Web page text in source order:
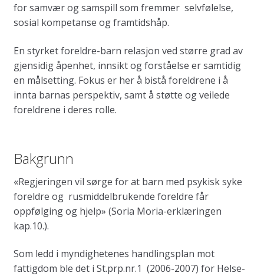
for samvær og samspill som fremmer selvfølelse,
sosial kompetanse og framtidshåp.
En styrket foreldre-barn relasjon ved større grad av
gjensidig åpenhet, innsikt og forståelse er samtidig
en målsetting. Fokus er her å bistå foreldrene i å
innta barnas perspektiv, samt å støtte og veilede
foreldrene i deres rolle.
Bakgrunn
«Regjeringen vil sørge for at barn med psykisk syke
foreldre og rusmiddelbrukende foreldre får
oppfølging og hjelp» (Soria Moria-erklæringen
kap.10.).
Som ledd i myndighetenes handlingsplan mot
fattigdom ble det i St.prp.nr.1 (2006-2007) for Helse-